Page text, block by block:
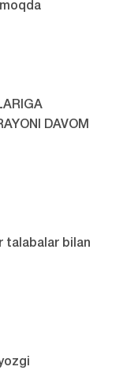
DAVOM
talabalar bilan